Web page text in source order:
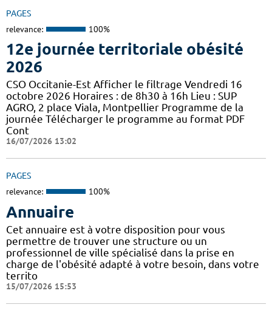
PAGES
relevance: 100%
12e journée territoriale obésité
2026
CSO Occitanie-Est Afficher le filtrage Vendredi 16
octobre 2026 Horaires : de 8h30 à 16h Lieu : SUP
AGRO, 2 place Viala, Montpellier Programme de la
journée Télécharger le programme au format PDF
Cont
16/07/2026 13:02
PAGES
relevance: 100%
Annuaire
Cet annuaire est à votre disposition pour vous
permettre de trouver une structure ou un
professionnel de ville spécialisé dans la prise en
charge de l'obésité adapté à votre besoin, dans votre
territo
15/07/2026 15:53